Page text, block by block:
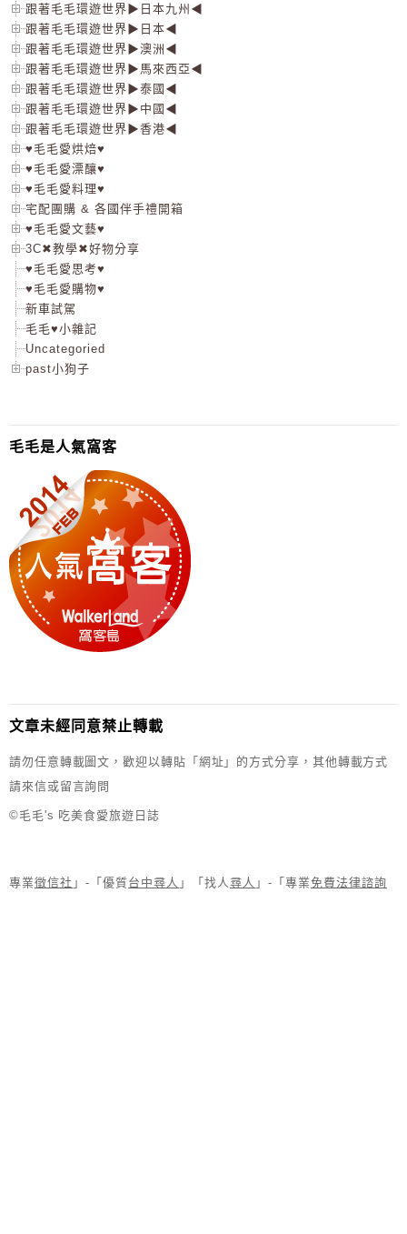
跟著毛毛環遊世界▶日本九州◀
跟著毛毛環遊世界▶日本◀
跟著毛毛環遊世界▶澳洲◀
跟著毛毛環遊世界▶馬來西亞◀
跟著毛毛環遊世界▶泰國◀
跟著毛毛環遊世界▶中國◀
跟著毛毛環遊世界▶香港◀
♥毛毛愛烘焙♥
♥毛毛愛漂釀♥
♥毛毛愛料理♥
宅配團購 & 各國伴手禮開箱
♥毛毛愛文藝♥
3C✖教學✖好物分享
♥毛毛愛思考♥
♥毛毛愛購物♥
新車試駕
毛毛♥小雜記
Uncategoried
past小狗子
毛毛是人氣窩客
文章未經同意禁止轉載
請勿任意轉載圖文，歡迎以轉貼「網址」的方式分享，其他轉載方式
請來信或留言詢問
©毛毛's 吃美食愛旅遊日誌
專業徵信社 」-「優質台中尋人 」「找人 尋人 」-「專業免費法律諮詢